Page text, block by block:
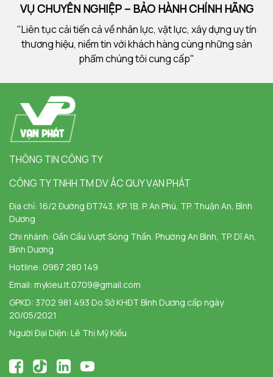
VỤ CHUYÊN NGHIỆP – BẢO HÀNH CHÍNH HÃNG
"Liên tục cải tiến cả về nhân lực, vật lực, xây dựng uy tín
thương hiệu, niềm tin với khách hàng cùng những sản
phẩm chúng tôi cung cấp"
THÔNG TIN CÔNG TY
CÔNG TY TNHH TM DV ẮC QUY VẠN PHÁT
Địa chỉ: 16/2 Đường ĐT743, KP. 1B, P. An Phú, TP. Thuận An, Bình
Dương
Chi nhánh: Gần Cầu Vượt Sóng Thần, Phường An Bình, TP. Dĩ An,
Bình Dương
Hotline: 0967 280 149
Email: mykieu.lt.0709@gmail.com
GPKD: 3702 981 493 Do Sở KHĐT Bình Dương cấp ngày
20/05/2021
Người Đại Diện: Lê Thị Mỹ Kiều